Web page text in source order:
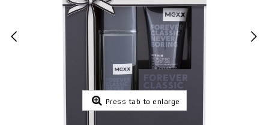
Press tab to enlarge